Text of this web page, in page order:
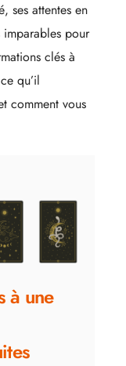
ses attentes en
imparables pour
clés à
qu’il
comment vous
à une